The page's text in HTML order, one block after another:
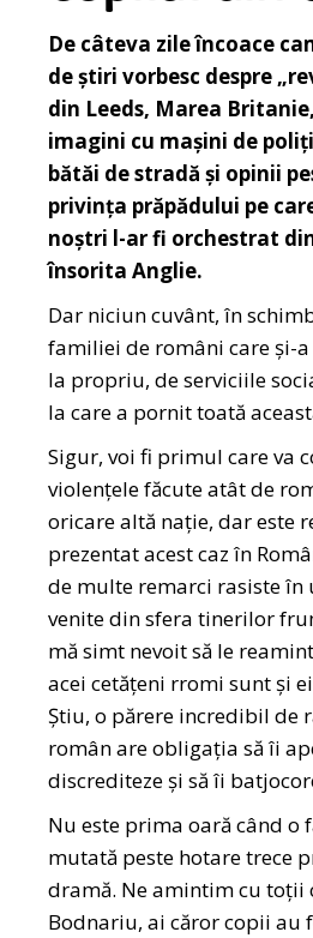
De câteva zile încoace
de știri vorbesc despre
din Leeds, Marea
imagini cu mașini de
bătăi de stradă și opinii
privința prăpădului pe
noștri l-ar fi orchestrat
însorita Anglie.
Dar niciun cuvânt, în
familiei de români care și-
la propriu, de serviciile
la care a pornit toată
Sigur, voi fi primul care va
violențele făcute atât de
oricare altă nație, dar este
prezentat acest caz în
de multe remarci rasiste în
venite din sfera tinerilor
mă simt nevoit să le
acei cetățeni rromi sunt și
Știu, o părere incredibil de
român are obligația să îi
discrediteze și să îi
Nu este prima oară când o
mutată peste hotare trece
dramă. Ne amintim cu toții
Bodnariu, ai căror copii au